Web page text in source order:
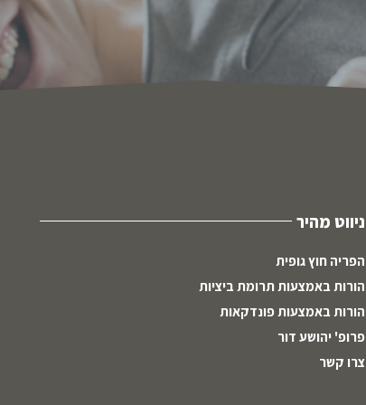
ניווט מהיר
הפריה חוץ גופית
הורות באמצעות תרומת ביציות
הורות באמצעות פונדקאות
פרופ' יהושע דור
צרו קשר